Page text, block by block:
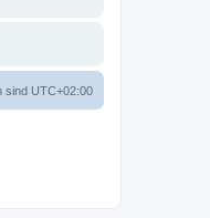
sind UTC+02:00